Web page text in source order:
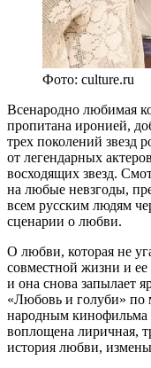
Фото: culture.ru
Всенародно любимая
пропитана иронией,
трех поколений звезд
от легендарных
восходящих звезд.
на любые невзгоды,
всем русским людям
сценарии о любви.
О любви, которая не
совместной жизни и ее
и она снова запылает
«Любовь и голуби» по
народным кинофильма
воплощена лиричная,
история любви,